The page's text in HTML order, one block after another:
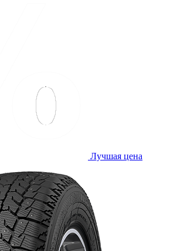
Лучшая цена